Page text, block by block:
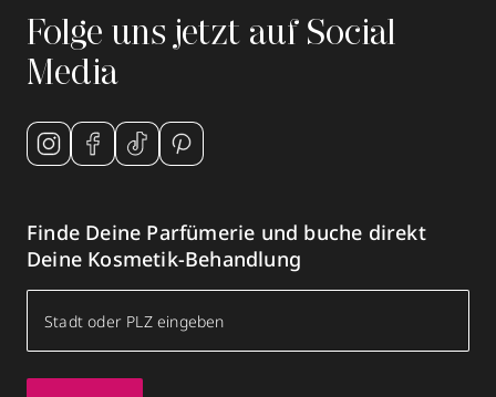
Folge uns jetzt auf Social
Media
Finde Deine Parfümerie und buche direkt
Deine Kosmetik-Behandlung